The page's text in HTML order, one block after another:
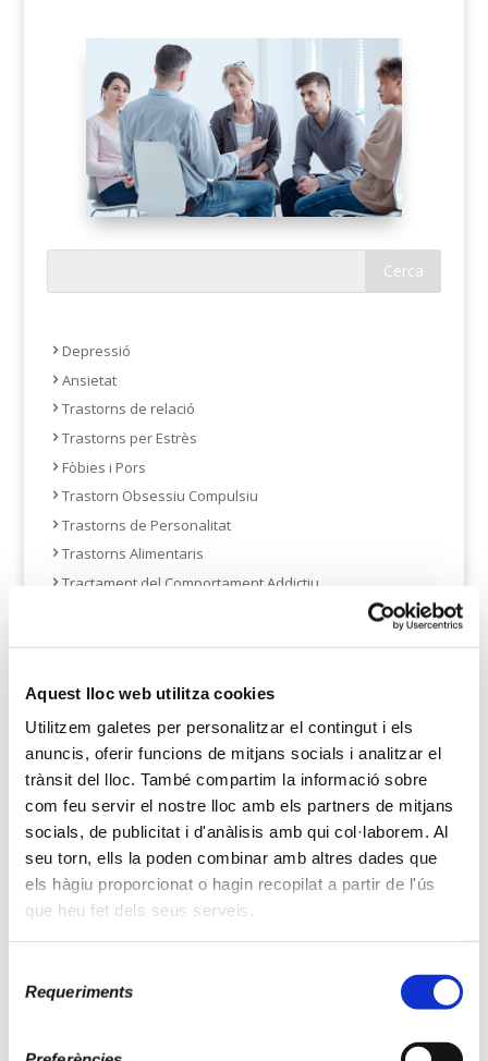
Aquest lloc web utilitza cookies
Utilitzem galetes per personalitzar el contingut i els
anuncis, oferir funcions de mitjans socials i analitzar el
trànsit del lloc. També compartim la informació sobre
com feu servir el nostre lloc amb els partners de mitjans
socials, de publicitat i d'anàlisis amb qui col·laborem. Al
seu torn, ells la poden combinar amb altres dades que
els hàgiu proporcionat o hagin recopilat a partir de l'ús
que heu fet dels seus serveis.
deRequeriments
Depressió
Ansietat
Trastorns de relació
Trastorns per Estrès
Fòbies i Pors
Trastorn Obsessiu Compulsiu
Trastorns de Personalitat
Trastorns Alimentaris
Tractament del Comportament Addictiu
Addicció al Treball
Addicció a les Compres
Addicció a l’Esport
Equip professional